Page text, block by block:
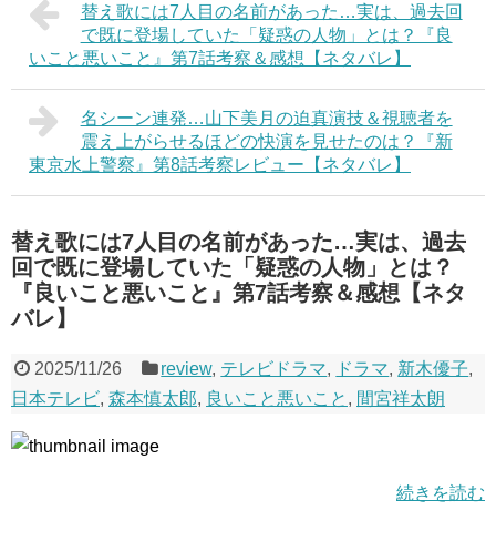
替え歌には7人目の名前があった…実は、過去回
で既に登場していた「疑惑の人物」とは？『良
いこと悪いこと』第7話考察＆感想【ネタバレ】
名シーン連発…山下美月の迫真演技＆視聴者を
震え上がらせるほどの快演を見せたのは？『新
東京水上警察』第8話考察レビュー【ネタバレ】
替え歌には7人目の名前があった…実は、過去
回で既に登場していた「疑惑の人物」とは？
『良いこと悪いこと』第7話考察＆感想【ネタ
バレ】
2025/11/26 review, テレビドラマ, ドラマ, 新木優子,
日本テレビ, 森本慎太郎, 良いこと悪いこと , 間宮祥太朗
続きを読む